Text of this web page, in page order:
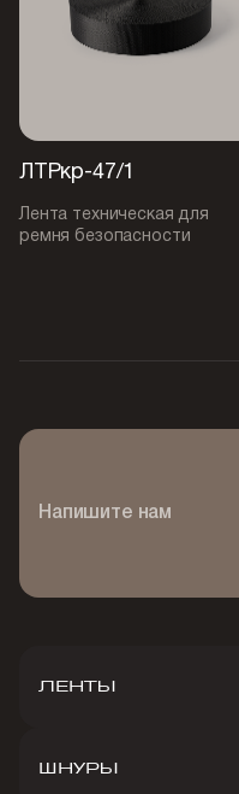
ЛТРкр-47/1
Лента техническая для
ремня безопасности
Напишите нам
ЛЕНТЫ
ШНУРЫ